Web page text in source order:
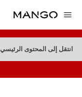
انتقل إلى المحتوى الرئيسي